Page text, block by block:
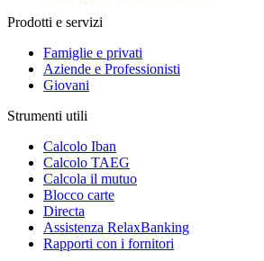
Prodotti e servizi
Famiglie e privati
Aziende e Professionisti
Giovani
Strumenti utili
Calcolo Iban
Calcolo TAEG
Calcola il mutuo
Blocco carte
Directa
Assistenza RelaxBanking
Rapporti con i fornitori